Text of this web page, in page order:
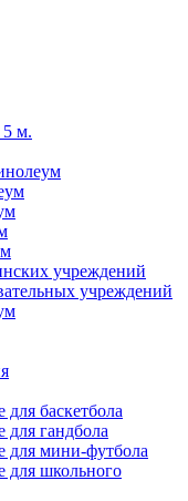
м.
учреждений
учреждений
баскетбола
гандбола
для мини-футбола
для школьного